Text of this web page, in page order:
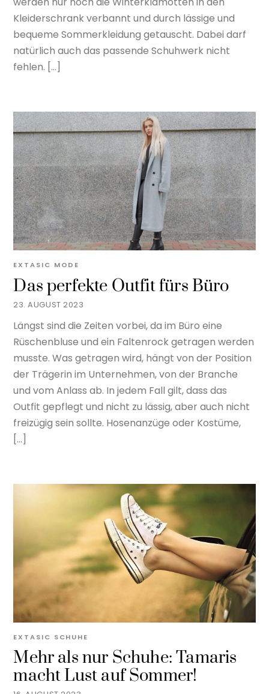
Kleiderschrank verbannt und durch lässige und
bequeme Sommerkleidung getauscht. Dabei darf
natürlich auch das passende Schuhwerk nicht
fehlen. […]
23. AUGUST 2023
Das perfekte Outfit fürs Büro
EXTASIC MODE
Längst sind die Zeiten vorbei, da im Büro eine
Rüschenbluse und ein Faltenrock getragen werden
musste. Was getragen wird, hängt von der Position
der Trägerin im Unternehmen, von der Branche
und vom Anlass ab. In jedem Fall gilt, dass das
Outfit gepflegt und nicht zu lässig, aber auch nicht
freizügig sein sollte. Hosenanzüge oder Kostüme,
[…]
Mehr als nur Schuhe: Tamaris
macht Lust auf Sommer!
EXTASIC SCHUHE